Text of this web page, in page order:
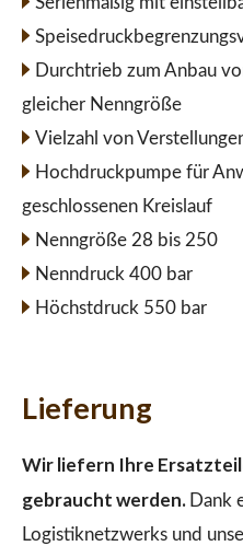
Durchtrieb zum Anbau
gleicher Nenngröße
Vielzahl von
Hochdruckpumpe für
geschlossenen Kreislauf
Nenngröße 28 bis 250
Nenndruck 400 bar
Höchstdruck 550 bar
Lieferung
Wir liefern Ihre
gebraucht werden. Dank
Logistiknetzwerks und